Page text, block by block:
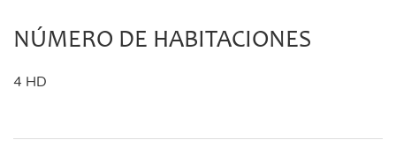
NÚMERO DE HABITACIONES
4 HD